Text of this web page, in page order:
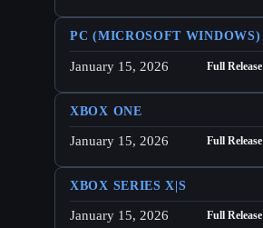
PC (MICROSOFT WINDOWS)
January 15, 2026 Full Release
XBOX ONE
January 15, 2026 Full Release
XBOX SERIES X|S
January 15, 2026 Full Release